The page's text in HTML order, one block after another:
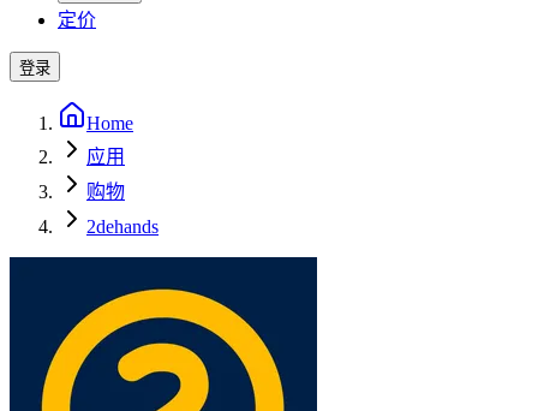
定价
登录
Home
应用
购物
2dehands